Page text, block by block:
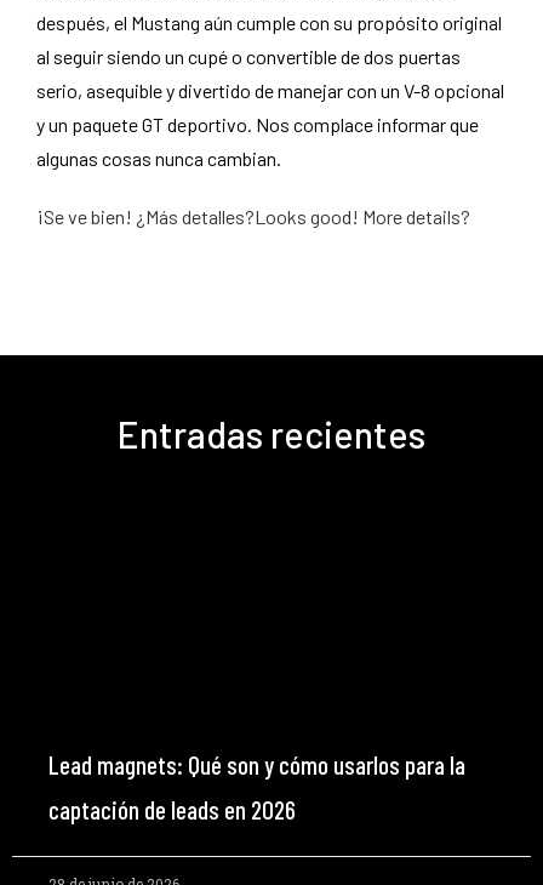
después, el Mustang aún cumple con su propósito original
al seguir siendo un cupé o convertible de dos puertas
serio, asequible y divertido de manejar con un V-8 opcional
y un paquete GT deportivo. Nos complace informar que
algunas cosas nunca cambian.
¡Se ve bien! ¿Más detalles?Looks good! More details?
Entradas recientes
Lead magnets: Qué son y cómo usarlos para la
captación de leads en 2026